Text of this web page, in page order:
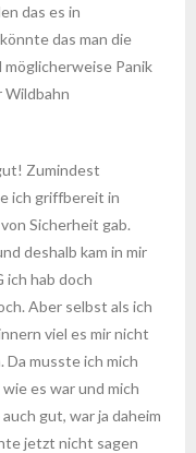
das es in
das man die
Panik
Wildbahn
Zumindest
ich griffbereit in
Sicherheit gab.
deshalb kam in mir
ich hab doch
Aber selbst als ich
viel es mir nicht
Da musste ich mich
es war und mich
gut, war ja daheim
jetzt nicht sagen